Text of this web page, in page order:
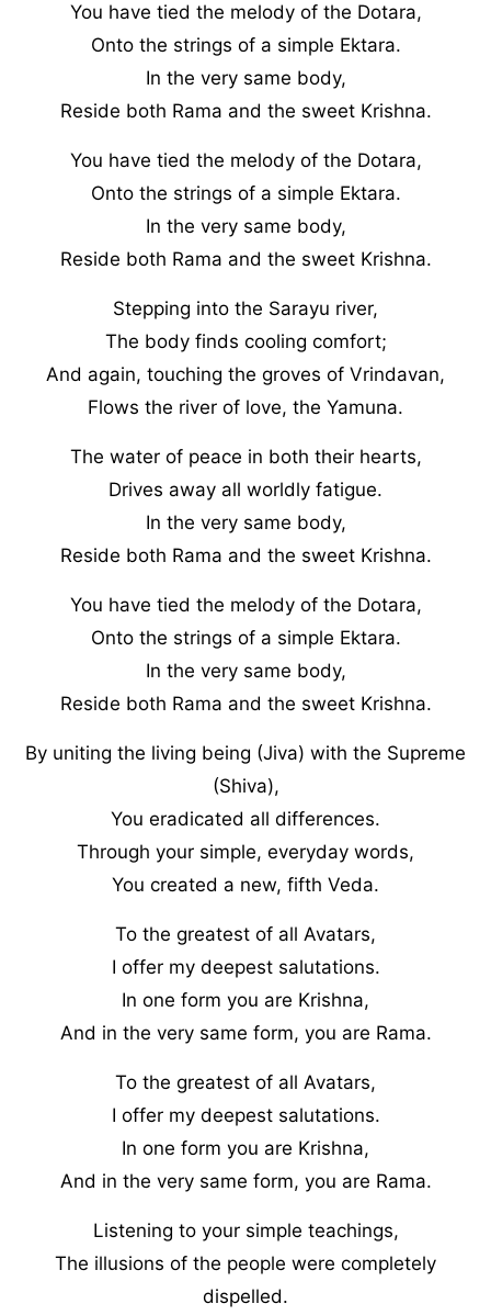
You have tied the melody of the Dotara,
Onto the strings of a simple Ektara.
In the very same body,
Reside both Rama and the sweet Krishna.
You have tied the melody of the Dotara,
Onto the strings of a simple Ektara.
In the very same body,
Reside both Rama and the sweet Krishna.
Stepping into the Sarayu river,
The body finds cooling comfort;
And again, touching the groves of Vrindavan,
Flows the river of love, the Yamuna.
The water of peace in both their hearts,
Drives away all worldly fatigue.
In the very same body,
Reside both Rama and the sweet Krishna.
You have tied the melody of the Dotara,
Onto the strings of a simple Ektara.
In the very same body,
Reside both Rama and the sweet Krishna.
By uniting the living being (Jiva) with the Supreme
(Shiva),
You eradicated all differences.
Through your simple, everyday words,
You created a new, fifth Veda.
To the greatest of all Avatars,
I offer my deepest salutations.
In one form you are Krishna,
And in the very same form, you are Rama.
To the greatest of all Avatars,
I offer my deepest salutations.
In one form you are Krishna,
And in the very same form, you are Rama.
Listening to your simple teachings,
The illusions of the people were completely
dispelled.